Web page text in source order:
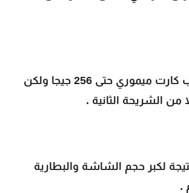
يدعم تركيب كارت ميموري حتى 256 جيجا ولكن
من الشريحة الثانية .
لكبر حجم الشاشة والبطارية